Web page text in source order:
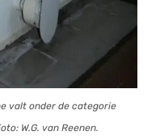
valt onder de categorie
W.G. van Reenen.